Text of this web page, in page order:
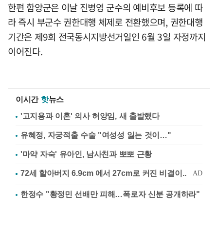
한편 함양군은 이날 진병영 군수의 예비후보 등록에 따
라 즉시 부군수 권한대행 체제로 전환했으며, 권한대행
기간은 제9회 전국동시지방선거일인 6월 3일 자정까지
이어진다.
이시간 핫뉴스
'고지용과 이혼' 의사 허양임, 새 출발했다
유혜정, 자궁적출 수술 "여성성 잃는 것이…"
'마약 자숙' 유아인, 남사친과 뽀뽀 근황
한정수 "황정민 선배만 피해…폭로자 신분 공개하라"